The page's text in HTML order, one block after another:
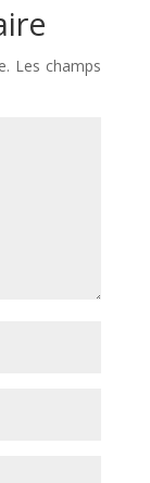
Les champs